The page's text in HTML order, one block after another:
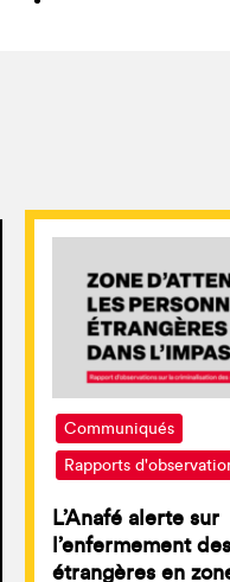
Communiqués
Rapports
L’Anafé alerte sur
l’enfermement
étrangères en